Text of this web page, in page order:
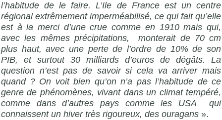
l’habitude de le faire. L’Ile de France est un centre
régional extrêmement imperméabilisé, ce qui fait qu’elle
est à la merci d’une crue comme en 1910 mais qui,
avec les mêmes précipitations,
monterait de 70 cm
plus haut, avec une perte de l’ordre de 10% de son
PIB, et surtout 30 milliards d’euros de dégâts. La
question n’est pas de savoir si cela va arriver mais
quand ? On voit bien qu’on n’a pas l’habitude de ce
genre de phénomènes, vivant dans un climat tempéré,
comme dans d’autres pays comme les USA
qui
connaissent un hiver très rigoureux, des ouragans ».